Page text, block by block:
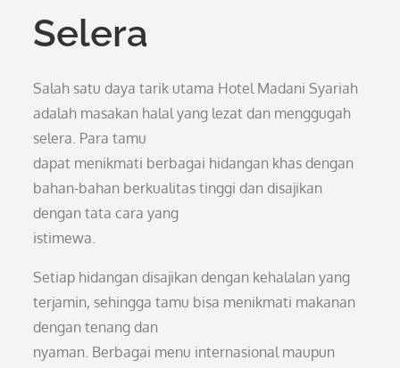
Selera
Salah satu daya tarik utama Hotel Madani Syariah
adalah masakan halal yang lezat dan menggugah
selera. Para tamu
dapat menikmati berbagai hidangan khas dengan
bahan-bahan berkualitas tinggi dan disajikan
dengan tata cara yang
istimewa.
Setiap hidangan disajikan dengan kehalalan yang
terjamin, sehingga tamu bisa menikmati makanan
dengan tenang dan
nyaman. Berbagai menu internasional maupun